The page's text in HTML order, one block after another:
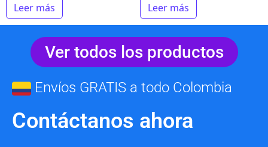
Leer más Leer más
Ver todos los productos
Envíos GRATIS a todo Colombia
Contáctanos ahora